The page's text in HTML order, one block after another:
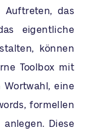
Auftreten, das
eigentliche
können
Toolbox mit
Wortwahl, eine
formellen
Diese